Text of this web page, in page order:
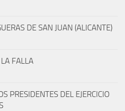
DE SAN JUAN (ALICANTE)
FALLA
PRESIDENTES DEL EJERCICIO